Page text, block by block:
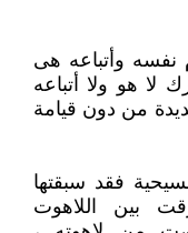
نفسه وأتباعه هى
لا هو ولا أتباعه
من دون قيامة
فقد سبقتها
بين اللاهوت